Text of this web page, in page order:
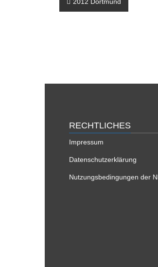
RECHTLICHES
Impressum
Datenschutzerklärung
Nutzungsbedingungen der